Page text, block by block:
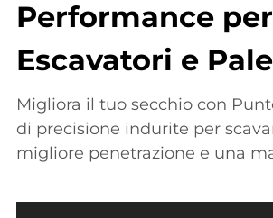
Performance
Escavatori e
Migliora il tuo secchio con
di precisione indurite per
migliore penetrazione e una